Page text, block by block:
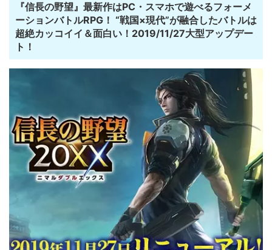
『信長の野望』最新作はPC・スマホで遊べるフォーメ
ーションバトルRPG！ “戦国×現代”が融合したバトルは
超絶カッコイイ＆面白い！2019/11/27大型アップデー
ト！